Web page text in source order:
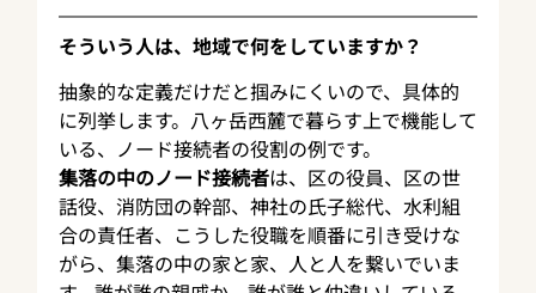
そういう人は、地域で何をしていますか？
抽象的な定義だけだと掴みにくいので、具体的
に列挙します。八ヶ岳西麓で暮らす上で機能して
いる、ノード接続者の役割の例です。
集落の中のノード接続者は、区の役員、区の世
話役、消防団の幹部、神社の氏子総代、水利組
合の責任者、こうした役職を順番に引き受けな
がら、集落の中の家と家、人と人を繋いでいま